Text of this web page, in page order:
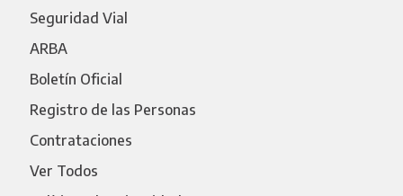
Seguridad Vial
ARBA
Boletín Oficial
Registro de las Personas
Contrataciones
Ver Todos